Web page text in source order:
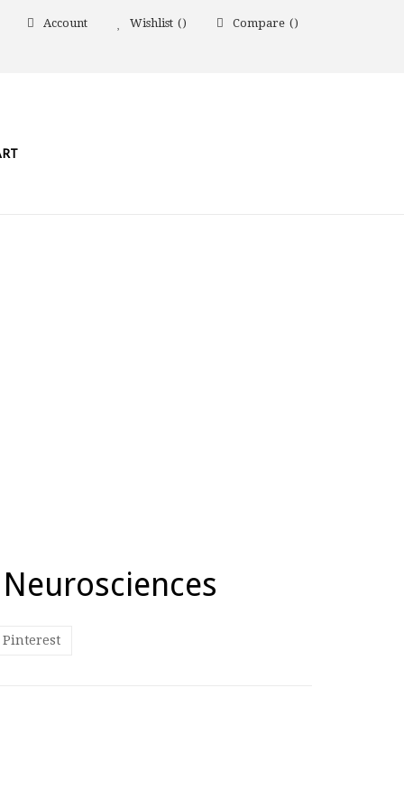
Account Wishlist Compare
Pinterest